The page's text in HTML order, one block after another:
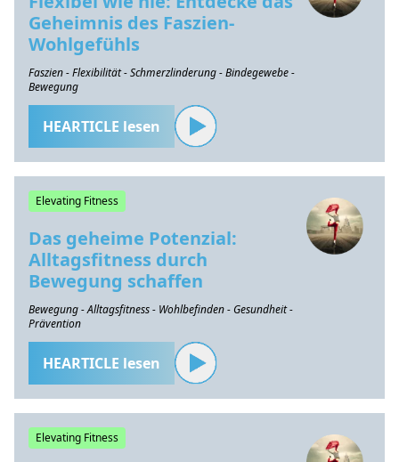
Geheimnis des Faszien-
Wohlgefühls
Faszien - Flexibilität - Schmerzlinderung - Bindegewebe -
Bewegung
HEARTICLE lesen
Elevating Fitness
Das geheime Potenzial:
Alltagsfitness durch
Bewegung schaffen
Bewegung - Alltagsfitness - Wohlbefinden - Gesundheit -
Prävention
HEARTICLE lesen
Elevating Fitness